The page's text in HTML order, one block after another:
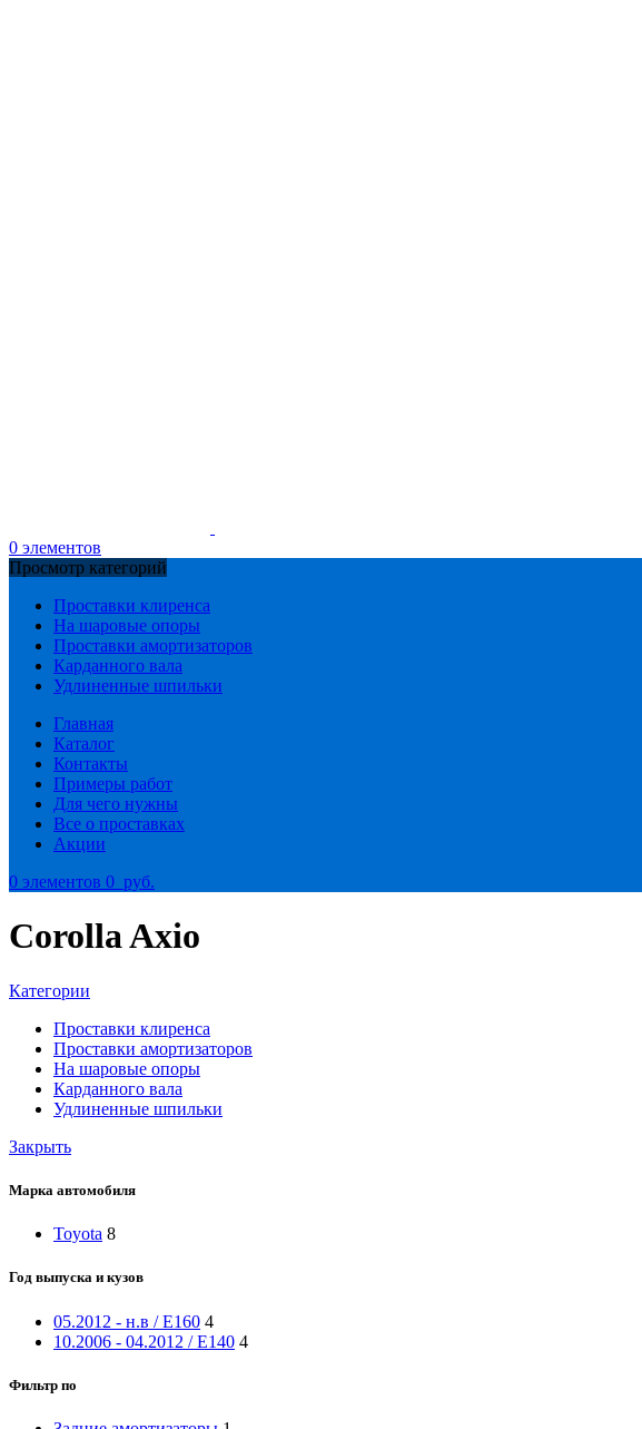
0 элементов
Просмотр категорий
Проставки клиренса
На шаровые опоры
Проставки амортизаторов
Карданного вала
Удлиненные шпильки
Главная
Каталог
Контакты
Примеры работ
Для чего нужны
Все о проставках
Акции
0 элементов 0 руб.
Corolla Axio
Категории
Проставки клиренса
Проставки амортизаторов
На шаровые опоры
Карданного вала
Удлиненные шпильки
Закрыть
Марка автомобиля
Toyota 8
Год выпуска и кузов
05.2012 - н.в / E160 4
10.2006 - 04.2012 / E140 4
Фильтр по